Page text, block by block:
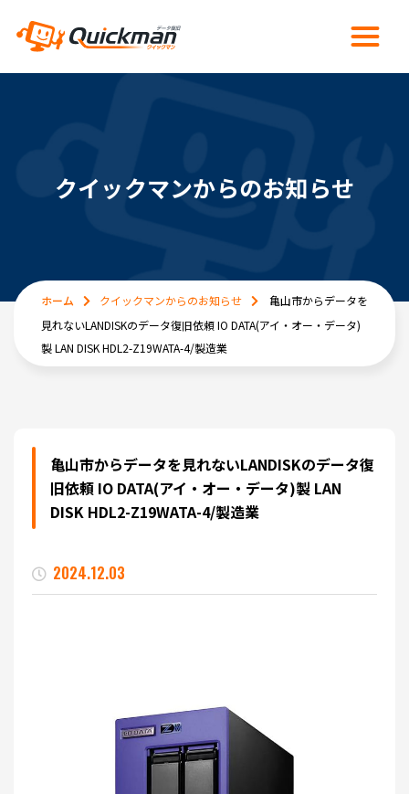
クイックマンからのお知らせ
ホーム クイックマンからのお知らせ
亀山市からデータを
見れないLANDISKのデータ復旧依頼 IO DATA(アイ・オー・データ)
製 LAN DISK HDL2-Z19WATA-4/製造業
亀山市からデータを見れないLANDISKのデータ復
旧依頼 IO DATA(アイ・オー・データ)製 LAN
DISK HDL2-Z19WATA-4/製造業
2024.12.03